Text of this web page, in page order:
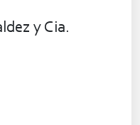
y Cia.